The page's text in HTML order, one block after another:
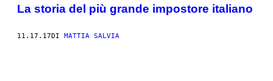
La storia del più grande impostore italiano
11.17.17DI MATTIA SALVIA